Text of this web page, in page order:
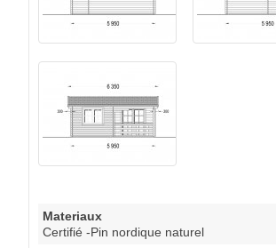
Materiaux
Certifié -Pin nordique naturel